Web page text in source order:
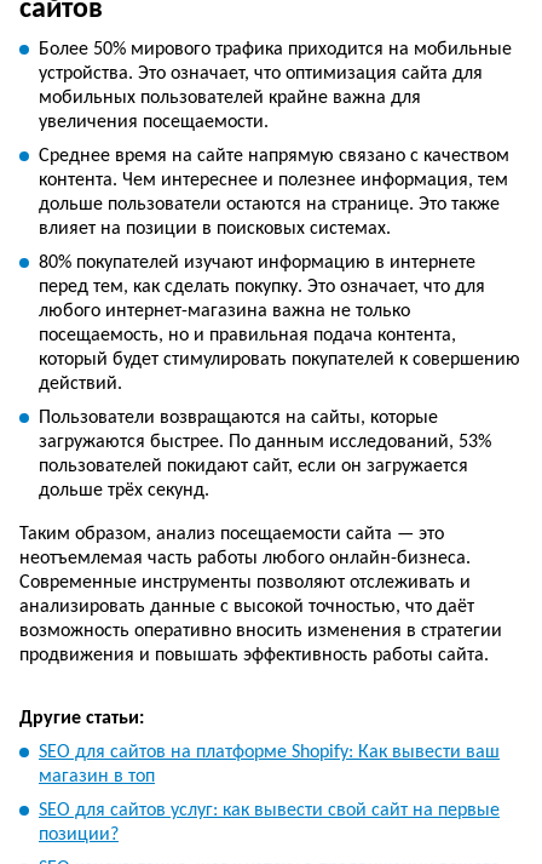
сайтов
Более 50% мирового трафика приходится на мобильные
устройства. Это означает, что оптимизация сайта для
мобильных пользователей крайне важна для
увеличения посещаемости.
Среднее время на сайте напрямую связано с качеством
контента. Чем интереснее и полезнее информация, тем
дольше пользователи остаются на странице. Это также
влияет на позиции в поисковых системах.
80% покупателей изучают информацию в интернете
перед тем, как сделать покупку. Это означает, что для
любого интернет-магазина важна не только
посещаемость, но и правильная подача контента,
который будет стимулировать покупателей к совершению
действий.
Пользователи возвращаются на сайты, которые
загружаются быстрее. По данным исследований, 53%
пользователей покидают сайт, если он загружается
дольше трёх секунд.
Таким образом, анализ посещаемости сайта — это
неотъемлемая часть работы любого онлайн-бизнеса.
Современные инструменты позволяют отслеживать и
анализировать данные с высокой точностью, что даёт
возможность оперативно вносить изменения в стратегии
продвижения и повышать эффективность работы сайта.
Другие статьи:
SEO для сайтов на платформе Shopify: Как вывести ваш
магазин в топ
SEO для сайтов услуг: как вывести свой сайт на первые
позиции?